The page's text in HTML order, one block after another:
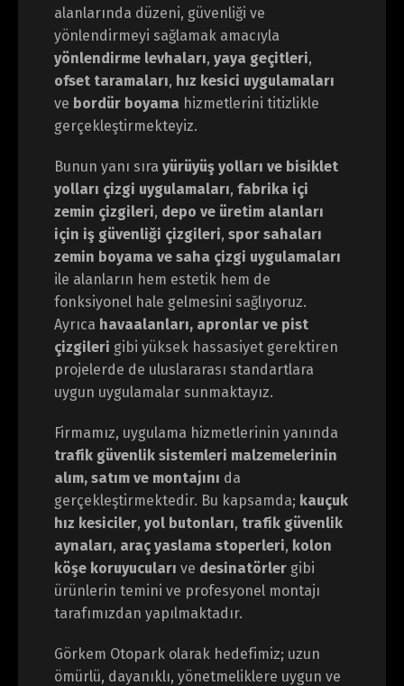
alanlarında düzeni, güvenliği ve
yönlendirmeyi sağlamak amacıyla
yönlendirme levhaları, yaya geçitleri,
ofset taramaları, hız kesici uygulamaları
ve bordür boyama hizmetlerini titizlikle
gerçekleştirmekteyiz.
Bunun yanı sıra yürüyüş yolları ve bisiklet
yolları çizgi uygulamaları, fabrika içi
zemin çizgileri, depo ve üretim alanları
için iş güvenliği çizgileri, spor sahaları
zemin boyama ve saha çizgi uygulamaları
ile alanların hem estetik hem de
fonksiyonel hale gelmesini sağlıyoruz.
Ayrıca havaalanları, apronlar ve pist
çizgileri gibi yüksek hassasiyet gerektiren
projelerde de uluslararası standartlara
uygun uygulamalar sunmaktayız.
Firmamız, uygulama hizmetlerinin yanında
trafik güvenlik sistemleri malzemelerinin
alım, satım ve montajını da
gerçekleştirmektedir. Bu kapsamda; kauçuk
hız kesiciler, yol butonları, trafik güvenlik
aynaları, araç yaslama stoperleri, kolon
köşe koruyucuları ve desinatörler gibi
ürünlerin temini ve profesyonel montajı
tarafımızdan yapılmaktadır.
Görkem Otopark olarak hedefimiz; uzun
ömürlü, dayanıklı, yönetmeliklere uygun ve